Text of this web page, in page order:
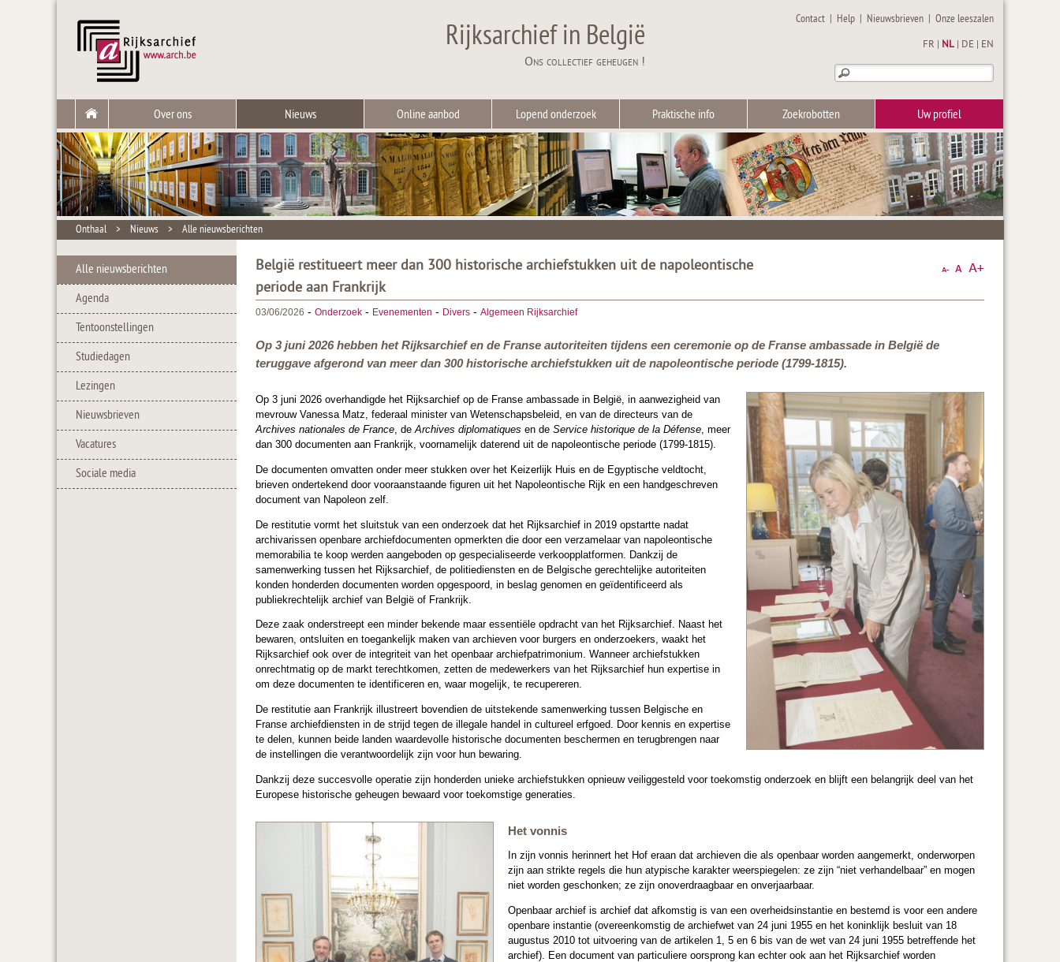
Rijksarchief in België
Ons collectief geheugen !
Contact | Help | Nieuwsbrieven |Onze leeszalen
FR NL DE EN
Over ons Nieuws Online aanbod Lopend onderzoek Praktische info Zoekrobotten Uw profiel
Onthaal > Nieuws > Alle nieuwsberichten
Alle nieuwsberichten
Agenda
Tentoonstellingen
Studiedagen
Lezingen
Nieuwsbrieven
Vacatures
Sociale media
België restitueert meer dan 300 historische archiefstukken uit de napoleontische
periode aan Frankrijk
03/06/2026 - Onderzoek - Evenementen - Divers - Algemeen Rijksarchief
Op 3 juni 2026 hebben het Rijksarchief en de Franse autoriteiten tijdens een ceremonie op de Franse ambassade in België de
teruggave afgerond van meer dan 300 historische archiefstukken uit de napoleontische periode (1799-1815).
Op 3 juni 2026 overhandigde het Rijksarchief op de Franse ambassade in België, in aanwezigheid van
mevrouw Vanessa Matz, federaal minister van Wetenschapsbeleid, en van de directeurs van de
Archives nationales de France, deArchives diplomatiques en de Service historique de la Défense, meer
dan 300 documenten aan Frankrijk, voornamelijk daterend uit de napoleontische periode (1799-1815).
De documenten omvatten onder meer stukken over het Keizerlijk Huis en de Egyptische veldtocht,
brieven ondertekend door vooraanstaande figuren uit het Napoleontische Rijk en een handgeschreven
document van Napoleon zelf.
De restitutie vormt het sluitstuk van een onderzoek dat het Rijksarchief in 2019 opstartte nadat
archivarissen openbare archiefdocumenten opmerkten die door een verzamelaar van napoleontische
memorabilia te koop werden aangeboden op gespecialiseerde verkoopplatformen. Dankzij de
samenwerking tussen het Rijksarchief, de politiediensten en de Belgische gerechtelijke autoriteiten
konden honderden documenten worden opgespoord, in beslag genomen en geïdentificeerd als
publiekrechtelijk archief van België of Frankrijk.
Deze zaak onderstreept een minder bekende maar essentiële opdracht van het Rijksarchief. Naast het
bewaren, ontsluiten en toegankelijk maken van archieven voor burgers en onderzoekers, waakt het
Rijksarchief ook over de integriteit van het openbaar archiefpatrimonium. Wanneer archiefstukken
onrechtmatig op de markt terechtkomen, zetten de medewerkers van het Rijksarchief hun expertise in
om deze documenten te identificeren en, waar mogelijk, te recupereren.
De restitutie aan Frankrijk illustreert bovendien de uitstekende samenwerking tussen Belgische en
Franse archiefdiensten in de strijd tegen de illegale handel in cultureel erfgoed. Door kennis en expertise
te delen, kunnen beide landen waardevolle historische documenten beschermen en terugbrengen naar
de instellingen die verantwoordelijk zijn voor hun bewaring.
Dankzij deze succesvolle operatie zijn honderden unieke archiefstukken opnieuw veiliggesteld voor toekomstig onderzoek en blijft een belangrijk deel van het
Europese historische geheugen bewaard voor toekomstige generaties.
Het vonnis
In zijn vonnis herinnert het Hof eraan dat archieven die als openbaar worden aangemerkt, onderworpen
zijn aan strikte regels die hun atypische karakter weerspiegelen: ze zijn “niet verhandelbaar” en mogen
niet worden geschonken; ze zijn onoverdraagbaar en onverjaarbaar.
Openbaar archief is archief dat afkomstig is van een overheidsinstantie en bestemd is voor een andere
openbare instantie (overeenkomstig de archiefwet van 24 juni 1955 en het koninklijk besluit van 18
augustus 2010 tot uitvoering van de artikelen 1, 5 en 6 bis van de wet van 24 juni 1955 betreffende het
archief). Een document van particuliere oorsprong kan echter ook aan het Rijksarchief worden